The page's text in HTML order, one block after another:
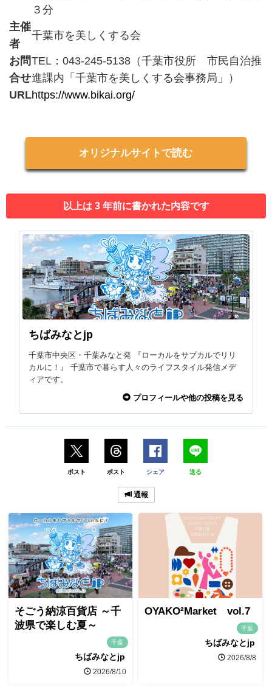
３分
主催
者
千葉市を美しくする会
お問
合せ
TEL：043‐245‐5138（千葉市役所 市民自治推
進課内「千葉市を美しくする会事務局」）
URLhttps://www.bikai.org/
オリジナルサイトで読む
以上は 3 年前に書かれた内容です
ちばみなとjp
千葉市中央区・千葉みなと発 『ローカルをサブカルでリリ
カルに！』 千葉市で暮らす人々のライフスタイル発信メデ
ィアです。
プロフィールや他の投稿を見る
ポスト ポスト シェア 送る
通報
そごう納涼百貨店 ～千
波県で楽しむ夏～
千葉
ちばみなとjp
2026/8/10
OYAKO²Market vol.7
千葉
ちばみなとjp
2026/8/8